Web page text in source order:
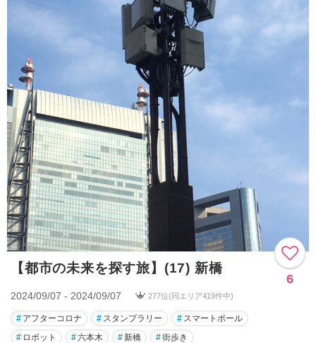
【都市の未来を探す旅】(17) 新橋
6
2024/09/07 - 2024/09/07 277位(同エリア419件中)
# アフターコロナ # スタンプラリー # スマートポール
# ロボット #六本木 #新橋 #街歩き